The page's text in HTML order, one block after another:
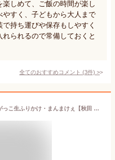
しめて、ご飯の時間が楽し
すく、子どもから大人まで
持ち運びや保存もしやすく
られるので常備しておくと
全てのおすすめコメント (3件) >
【秋田県産大根使用】いぶりがっこ生ふりかけ・まんまけぇ【秋田 調味料 いぶりがっこ ふりかけ お土産 おみやげ ご当地 逸品 銘品 銘産 名物 特産品】